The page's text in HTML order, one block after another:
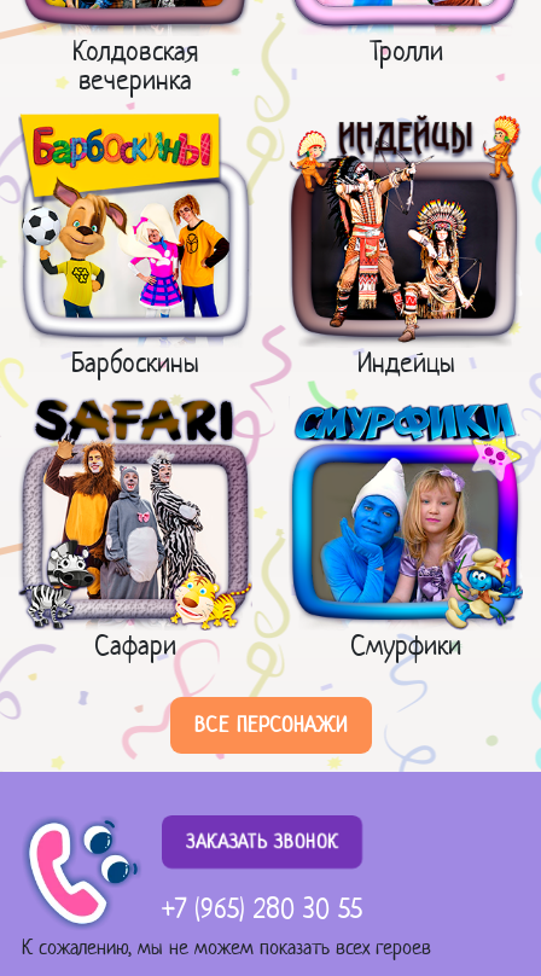
Колдовская
вечеринка
Тролли
Барбоскины Индейцы
Сафари Смурфики
ВСЕ ПЕРСОНАЖИ
ЗАКАЗАТЬ ЗВОНОК
+7 (965) 280 30 55
К сожалению, мы не можем показать всех героев